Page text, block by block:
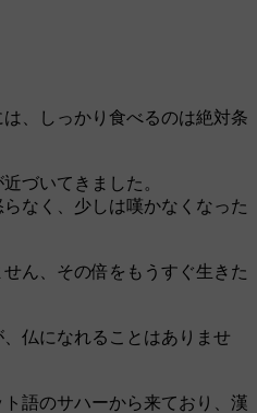
、しっかり食べるのは絶対条
づいてきました。
なく、少しは嘆かなくなった
ん、その倍をもうすぐ生きた
仏になれることはありませ
語のサハーから来ており、漢